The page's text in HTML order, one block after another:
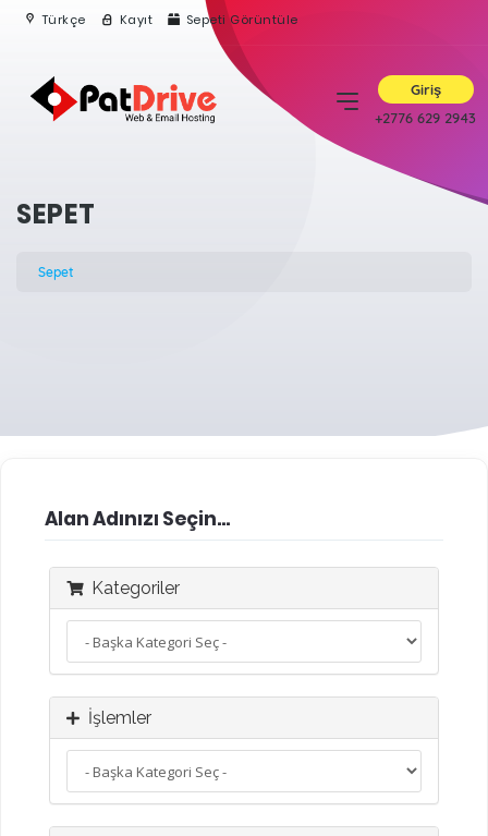
Türkçe Kayıt Sepeti Görüntüle
Giriş
+2776 629 2943
SEPET
Sepet
Alan Adınızı Seçin...
Kategoriler
İşlemler